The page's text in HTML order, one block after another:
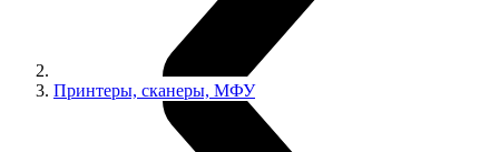
Принтеры, сканеры, МФУ